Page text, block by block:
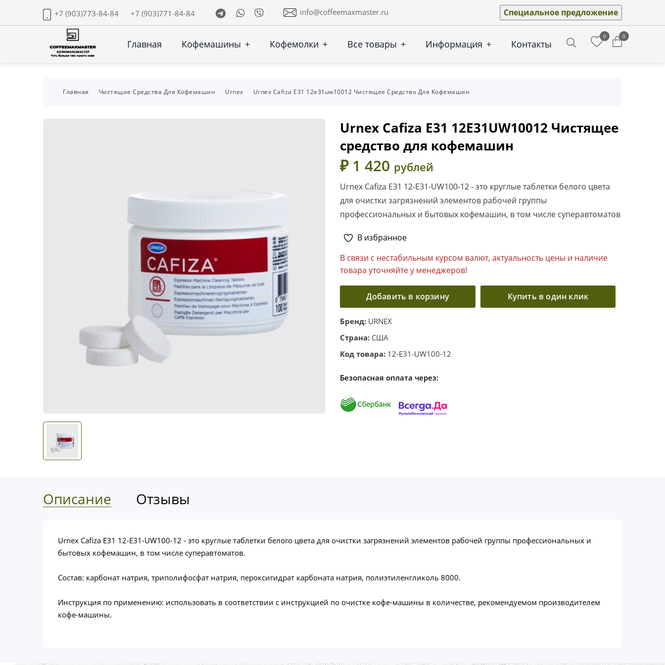
+7 (903)773-84-84 +7 (903)771-84-84 TelegramWhatsapp
Viber info@coffeemaxmaster.ru Специальное предложение
Главная Кофемашины + Кофемолки + Все товары + Информация + Контакты
0 0
Главная Чистящие Средства Для Кофемашин Urnex Urnex Cafiza E31 12e31uw10012 Чистящее Средство Для Кофемашин
Urnex Cafiza E31 12E31UW10012 Чистящее
средство для кофемашин
₽ 1 420 рублей
Urnex Cafiza E31 12-E31-UW100-12 - это круглые таблетки белого цвета
для очистки загрязнений элементов рабочей группы
профессиональных и бытовых кофемашин, в том числе суперавтоматов
В избранное
В связи с нестабильным курсом валют, актуальность цены и наличие
товара уточняйте у менеджеров!
Добавить в корзину Купить в один клик
Бренд: URNEX
Страна: США
Код товара: 12-E31-UW100-12
Безопасная оплата через:
Описание Отзывы
Urnex Cafiza E31 12-E31-UW100-12 - это круглые таблетки белого цвета для очистки загрязнений элементов рабочей группы профессиональных и
бытовых кофемашин, в том числе суперавтоматов.
Состав: карбонат натрия, триполифосфат натрия, пероксигидрат карбоната натрия, полиэтиленгликоль 8000.
Инструкция по применению: использовать в соответствии с инструкцией по очистке кофе-машины в количестве, рекомендуемом производителем
кофе-машины.